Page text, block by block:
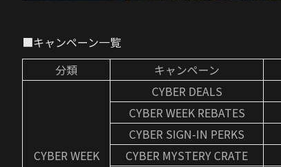
■キャンペーン一覧
分類
キャンペーン
CYBER WEEK
CYBER DEALS
CYBER WEEK REBATES
CYBER SIGN-IN PERKS
CYBER MYSTERY CRATE